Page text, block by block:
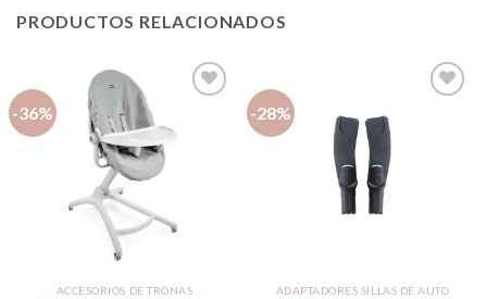
PRODUCTOS RELACIONADOS
-36%
ACCESORIOS DE TRONAS
-28%
ADAPTADORES SILLAS DE AUTO